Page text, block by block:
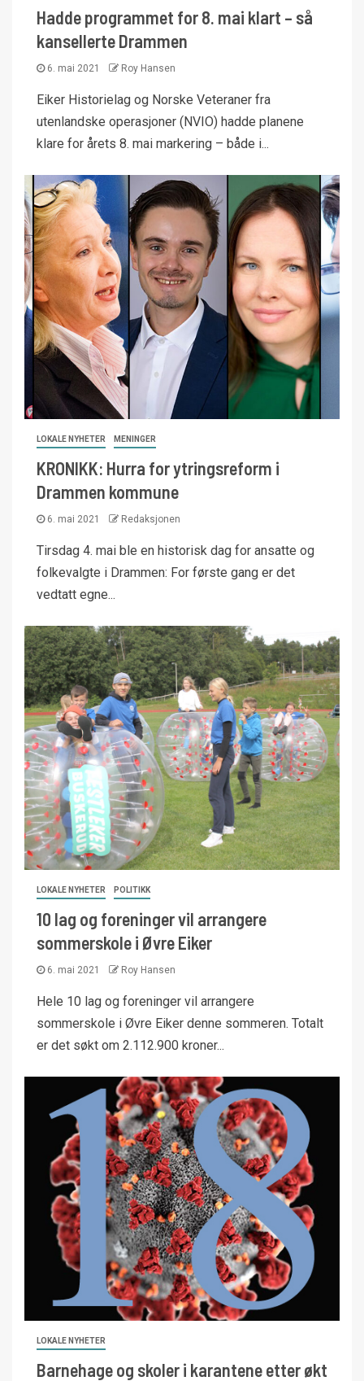
Hadde programmet for 8. mai klart – så
kansellerte Drammen
6. mai 2021 Roy Hansen
Eiker Historielag og Norske Veteraner fra
utenlandske operasjoner (NVIO) hadde planene
klare for årets 8. mai markering – både i...
LOKALE NYHETER MENINGER
KRONIKK: Hurra for ytringsreform i
Drammen kommune
6. mai 2021 Redaksjonen
Tirsdag 4. mai ble en historisk dag for ansatte og
folkevalgte i Drammen: For første gang er det
vedtatt egne...
LOKALE NYHETER POLITIKK
10 lag og foreninger vil arrangere
sommerskole i Øvre Eiker
6. mai 2021 Roy Hansen
Hele 10 lag og foreninger vil arrangere
sommerskole i Øvre Eiker denne sommeren. Totalt
er det søkt om 2.112.900 kroner...
LOKALE NYHETER
Barnehage og skoler i karantene etter økt